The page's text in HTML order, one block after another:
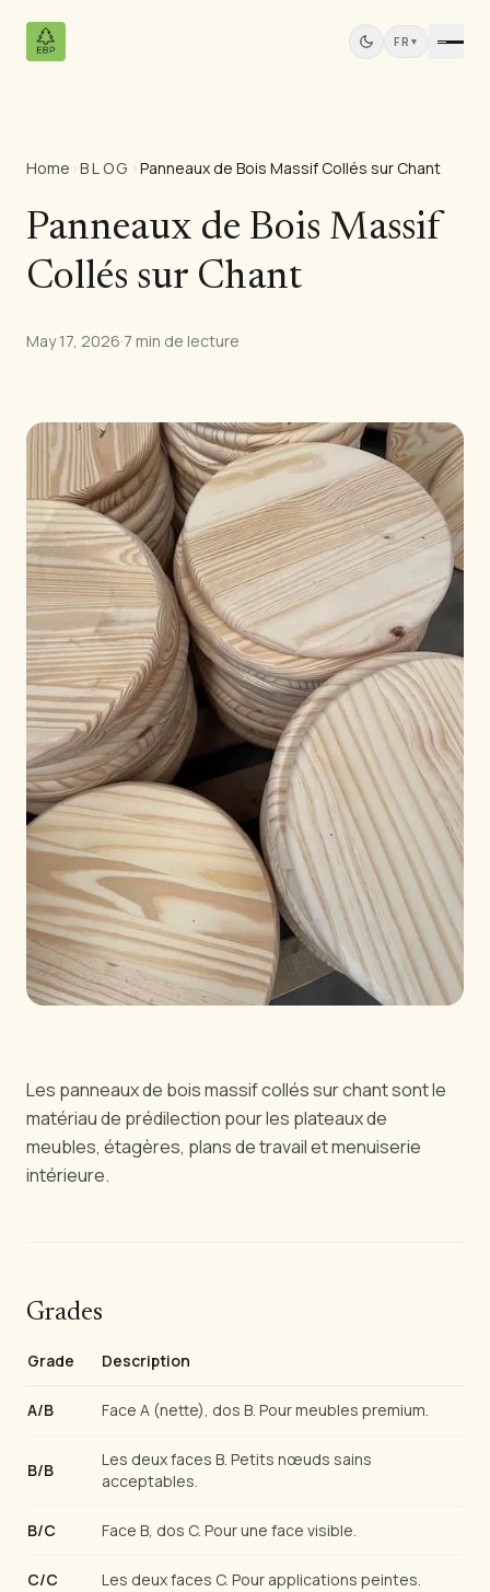
FR ▾
Produits
Tous les Produits
Panneaux Bois Massif
Bois Scié
Moulures
Panneaux de Teck
PAR RÉGION
🇺🇸États-Unis
🇪🇺Union Européenne
🇬🇧Royaume-Uni
🇨🇦Canada
🇦🇪Moyen-Orient
🇦🇺Australie
🇵🇱Pologne
Outils
Calculateur Charge Contreplaqué
Comparer les grades
Home ›BLOG ›Panneaux de Bois Massif Collés sur Chant
Panneaux de Bois Massif
Collés sur Chant
May 17, 2026·7 min de lecture
Les panneaux de bois massif collés sur chant sont le
matériau de prédilection pour les plateaux de
meubles, étagères, plans de travail et menuiserie
intérieure.
Grades
Grade Description
A/B Face A (nette), dos B. Pour meubles premium.
B/B
Les deux faces B. Petits nœuds sains
acceptables.
B/C Face B, dos C. Pour une face visible.
C/C Les deux faces C. Pour applications peintes.